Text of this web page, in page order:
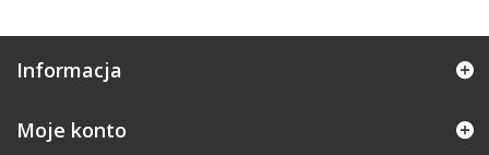
Informacja
Moje konto